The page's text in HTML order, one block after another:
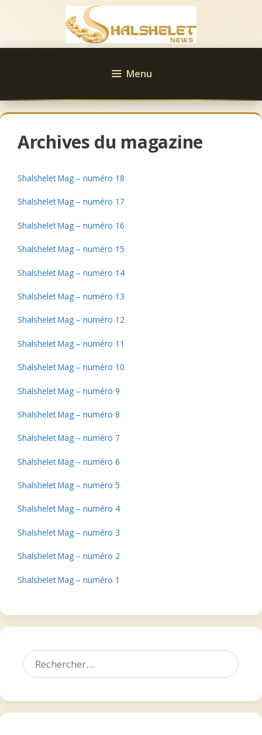
Menu
Archives du magazine
Shalshelet Mag – numéro 18
Shalshelet Mag – numéro 17
Shalshelet Mag – numéro 16
Shalshelet Mag – numéro 15
Shalshelet Mag – numéro 14
Shalshelet Mag – numéro 13
Shalshelet Mag – numéro 12
Shalshelet Mag – numéro 11
Shalshelet Mag – numéro 10
Shalshelet Mag – numéro 9
Shalshelet Mag – numéro 8
Shalshelet Mag – numéro 7
Shalshelet Mag – numéro 6
Shalshelet Mag – numéro 5
Shalshelet Mag – numéro 4
Shalshelet Mag – numéro 3
Shalshelet Mag – numéro 2
Shalshelet Mag – numéro 1
Rechercher :